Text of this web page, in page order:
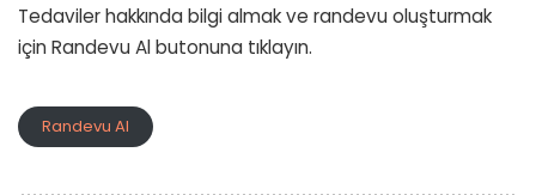
Tedaviler hakkında bilgi almak ve randevu oluşturmak
için Randevu Al butonuna tıklayın.
Randevu Al